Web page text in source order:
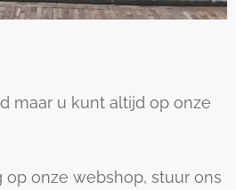
maar u kunt altijd op onze
onze webshop, stuur ons